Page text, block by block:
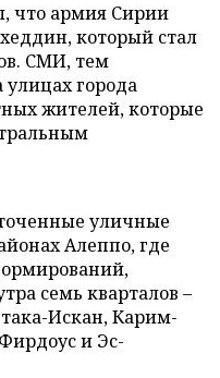
что армия Сирии
который стал
СМИ, тем
города
жителей, которые
уличные
Алеппо, где
семь кварталов –
Искан, Карим-
и Эс-